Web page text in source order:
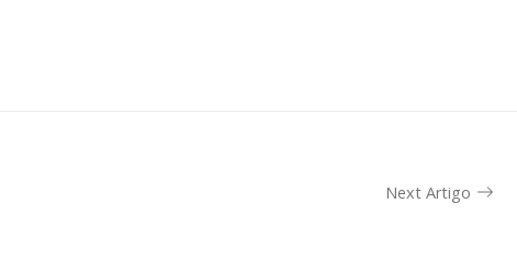
Next Artigo